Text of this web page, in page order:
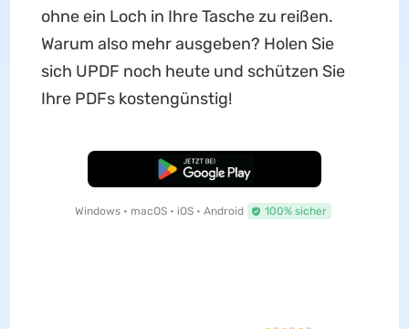
ohne ein Loch in Ihre Tasche zu reißen.
Warum also mehr ausgeben? Holen Sie
sich UPDF noch heute und schützen Sie
Ihre PDFs kostengünstig!
Kostenloser Download
Windows • macOS • iOS • Android 100% sicher